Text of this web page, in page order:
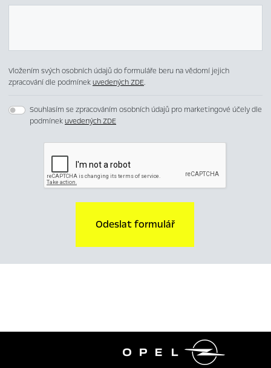
Vložením svých osobních údajů do formuláře beru na vědomí jejich
zpracování dle podmínekuvedených ZDE.
Souhlasím se zpracováním osobních údajů pro marketingové účely dle
podmínekuvedených ZDE
Odeslat formulář
